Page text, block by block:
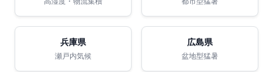
兵庫県
瀬戸内気候
広島県
盆地型猛暑